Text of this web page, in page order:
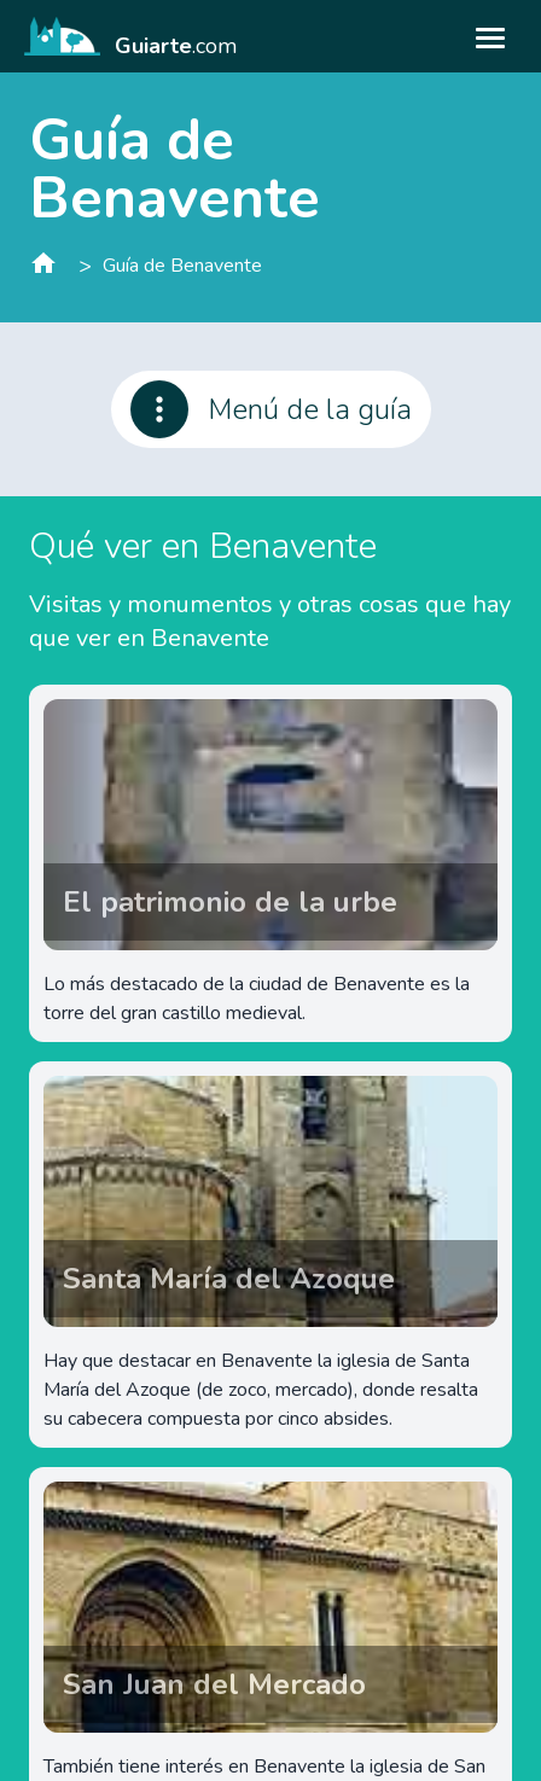
Guiarte.com
Guía de
Benavente
> Guía de Benavente
Menú de la guía
Qué ver en Benavente
Visitas y monumentos y otras cosas que hay
que ver en Benavente
El patrimonio de la urbe
Lo más destacado de la ciudad de Benavente es la
torre del gran castillo medieval.
Santa María del Azoque
Hay que destacar en Benavente la iglesia de Santa
María del Azoque (de zoco, mercado), donde resalta
su cabecera compuesta por cinco absides.
San Juan del Mercado
También tiene interés en Benavente la iglesia de San